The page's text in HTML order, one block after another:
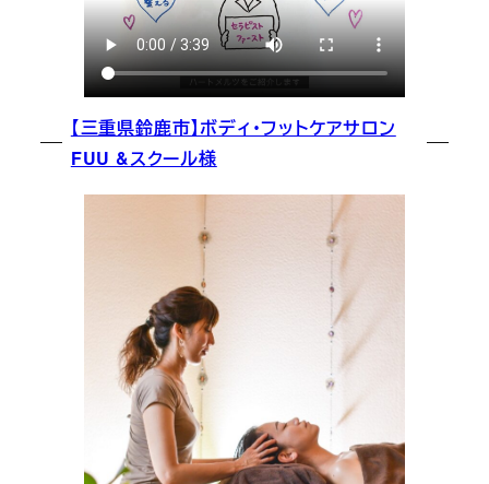
【三重県鈴鹿市】ボディ・フットケアサロン
FUU &スクール様